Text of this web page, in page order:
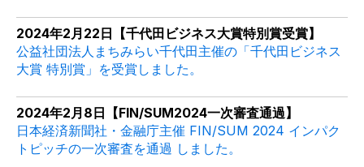
2024年2月22日【千代田ビジネス大賞特別賞受賞】
公益社団法人まちみらい千代田主催の「千代田ビジネス
大賞 特別賞」を受賞しました。
2024年2月8日【FIN/SUM2024一次審査通過】
日本経済新聞社・金融庁主催 FIN/SUM 2024 インパク
トピッチの一次審査を通過 しました。